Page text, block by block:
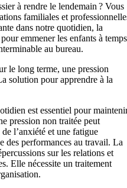
à rendre le lendemain ? Vous
familiales et
dans notre quotidien, la
emmener les enfants à temps
au bureau.
le long terme, une pression
solution pour apprendre à la
est essentiel pour
pression non traitée peut
l’anxiété et une fatigue
des performances au travail. La
sur les relations et
Elle nécessite un traitement